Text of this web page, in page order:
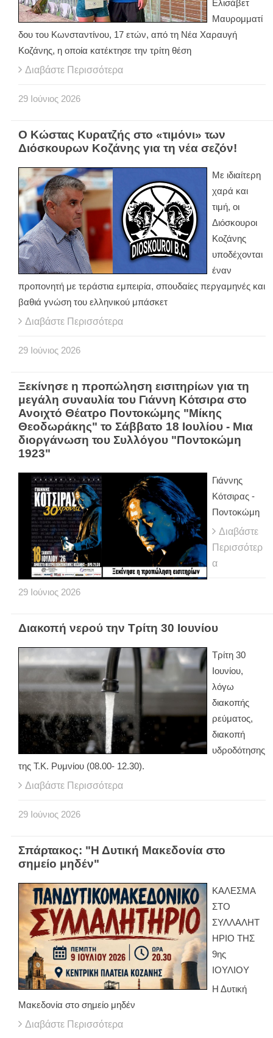
Ελισάβετ
Μαυρομματί
δου του Κωνσταντίνου, 17 ετών, από τη Νέα Χαραυγή
Κοζάνης, η οποία κατέκτησε την τρίτη θέση
Διαβάστε Περισσότερα
29 Ιούνιος 2026
Ο Κώστας Κυρατζής στο «τιμόνι» των
Διόσκουρων Κοζάνης για τη νέα σεζόν!
Με ιδιαίτερη
χαρά και
τιμή, οι
Διόσκουροι
Κοζάνης
υποδέχονται
έναν
προπονητή με τεράστια εμπειρία, σπουδαίες περγαμηνές και
βαθιά γνώση του ελληνικού μπάσκετ
Διαβάστε Περισσότερα
29 Ιούνιος 2026
Ξεκίνησε η προπώληση εισιτηρίων για τη
μεγάλη συναυλία του Γιάννη Κότσιρα στο
Ανοιχτό Θέατρο Ποντοκώμης "Μίκης
Θεοδωράκης" το Σάββατο 18 Ιουλίου - Μια
διοργάνωση του Συλλόγου "Ποντοκώμη
1923"
Γιάννης
Κότσιρας -
Ποντοκώμη
Διαβάστε
Περισσότερ
α
29 Ιούνιος 2026
Διακοπή νερού την Τρίτη 30 Ιουνίου
Τρίτη 30
Ιουνίου,
λόγω
διακοπής
ρεύματος,
διακοπή
υδροδότησης
της Τ.Κ. Ρυμνίου (08.00- 12.30).
Διαβάστε Περισσότερα
29 Ιούνιος 2026
Σπάρτακος: "Η Δυτική Μακεδονία στο
σημείο μηδέν"
ΚΑΛΕΣΜΑ
ΣΤΟ
ΣΥΛΛΑΛΗΤ
ΗΡΙΟ ΤΗΣ
9ης
ΙΟΥΛΙΟΥ
Η Δυτική
Μακεδονία στο σημείο μηδέν
Διαβάστε Περισσότερα